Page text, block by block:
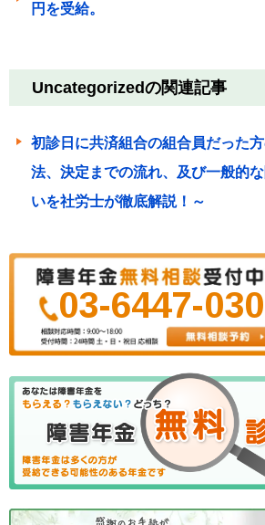
円を受給。
Uncategorizedの関連記事
初診日に共済組合の組合員だった
法、決定までの流れ、及び一般的
いを社労士が徹底解説！～
03-6447-